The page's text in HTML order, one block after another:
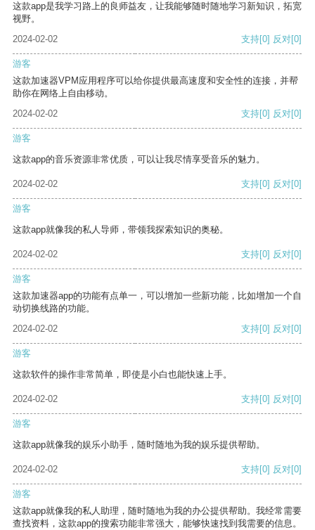
这款app是我学习路上的良师益友，让我能够随时随地学习新知识，拓宽
视野。
2024-02-02
支持[0] 反对[0]
游客
这款加速器VPM应用程序可以给你提供最高速度和安全性的连接，并帮
助你在网络上自由移动。
2024-02-02
支持[0] 反对[0]
游客
这款app的音乐资源非常优质，可以让我尽情享受音乐的魅力。
2024-02-02 支持[0] 反对[0]
游客
这款app就像我的私人导师，带领我探索知识的奥秘。
2024-02-02 支持[0] 反对[0]
游客
这款加速器app的功能有点单一，可以增加一些新功能，比如增加一个自
动切换线路的功能。
2024-02-02
支持[0] 反对[0]
游客
这款软件的操作非常简单，即使是小白也能快速上手。
2024-02-02 支持[0] 反对[0]
游客
这款app就像我的娱乐小助手，随时随地为我的娱乐提供帮助。
2024-02-02 支持[0] 反对[0]
游客
这款app就像我的私人助理，随时随地为我的办公提供帮助。我经常需要
查找资料，这款app的搜索功能非常强大，能够快速找到我需要的信息。